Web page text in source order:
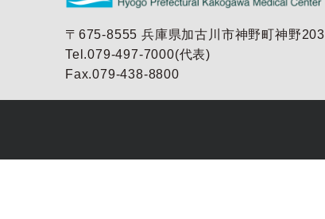
〒675-8555 兵庫県加古川市神野町神野203
Tel.079-497-7000(代表)
Fax.079-438-8800